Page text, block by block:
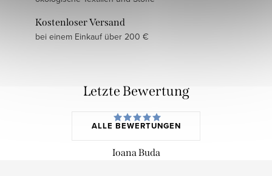
Kostenloser Versand
bei einem Einkauf über 200 €
Letzte Bewertung
ALLE BEWERTUNGEN
Ioana Buda